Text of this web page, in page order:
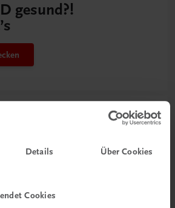
Details Über Cookies
Cookies
gesund?!